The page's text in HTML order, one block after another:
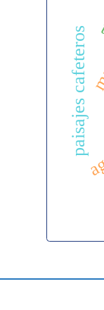
paisajes cafeteros